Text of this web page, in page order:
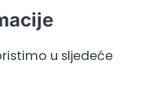
u sljedeće